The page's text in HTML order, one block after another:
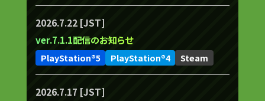
2026.7.22 [JST]
ver.7.1.1配信のお知らせ
PlayStation®5 PlayStation®4 Steam
2026.7.17 [JST]